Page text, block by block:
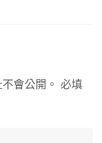
會公開。 必填